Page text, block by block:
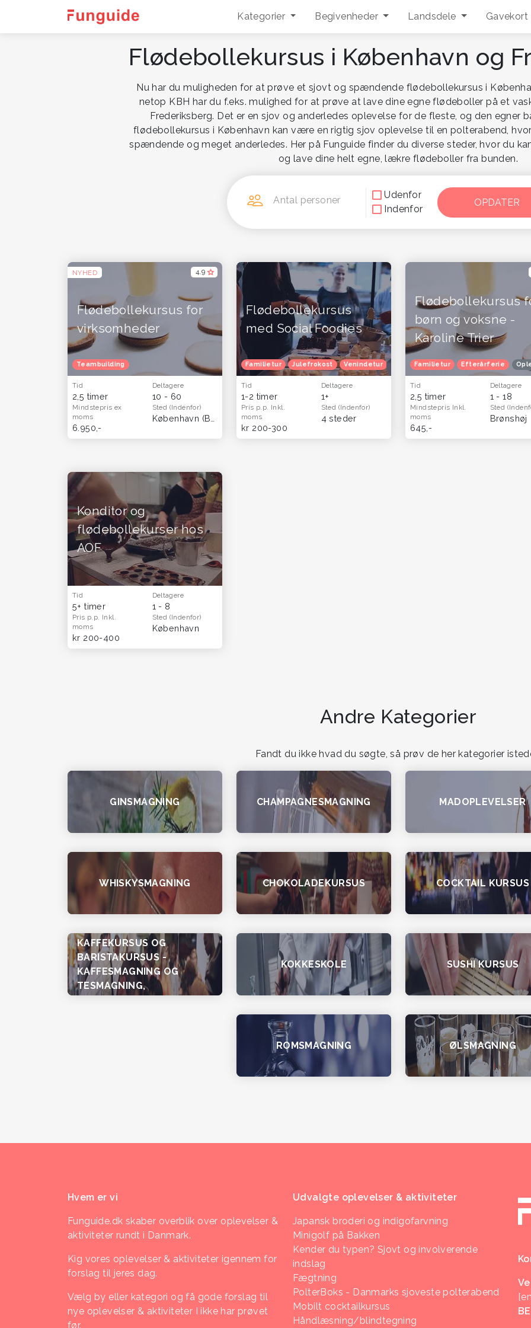
Kategorier Begivenheder Landsdele Gavekort
Flødebollekursus i København og
Nu har du muligheden for at prøve et sjovt og spændende flødebollekursus i
netop KBH har du f.eks. mulighed for at prøve at lave dine egne flødeboller på et
Frederiksberg. Det er en sjov og anderledes oplevelse for de fleste, og den egner
flødebollekursus i København kan være en rigtig sjov oplevelse til en polterabend,
spændende og meget anderledes. Her på Funguide finder du diverse steder, hvor du
og lave dine helt egne, lækre flødeboller fra bunden.
Antal personer
Udenfor
Indenfor
4,9
NYHED
Flødebollekursus for
virksomheder
Teambuilding
Tid
2,5 timer
Deltagere
10 - 60
Mindstepris ex
moms
6.950,-
Sted (Indenfor)
Flødebollekursus
med Social Foodies
Familietur Julefrokost Venindetur Efterårferie Oplevelsesgavekort
Tid
1-2 timer
Deltagere
1+
Pris p.p. Inkl.
moms
kr 200-300
Sted (Indenfor)
4 steder
Flødebollekursus
børn og voksne -
Karoline Trier
Familietur Efterårferie
Tid
2,5 timer
Deltagere
1 - 18
Mindstepris Inkl.
moms
645,-
Sted
Brønshøj
Konditor og
flødebollekurser hos
AOF
Tid
5+ timer
Deltagere
1 - 8
Pris p.p. Inkl.
moms
kr 200-400
Sted (Indenfor)
København
Andre Kategorier
Fandt du ikke hvad du søgte, så prøv de her kategorier
GINSMAGNING CHAMPAGNESMAGNING MADOPLEVELSER
WHISKYSMAGNING CHOKOLADEKURSUS COCKTAIL KURSUS
KAFFEKURSUS OG
BARISTAKURSUS -
KAFFESMAGNING OG
TESMAGNING,
KOKKESKOLE SUSHI KURSUS
ROMSMAGNING ØLSMAGNING
Hvem er vi
Funguide.dk skaber overblik over oplevelser &
aktiviteter rundt i Danmark.
Kig vores oplevelser & aktiviteter igennem for
forslag til jeres dag.
Vælg by eller kategori og få gode forslag til
nye oplevelser & aktiviteter I ikke har prøvet
før.
Udvalgte oplevelser & aktiviteter
Japansk broderi og indigofarvning
Minigolf på Bakken
Kender du typen? Sjovt og involverende
indslag
Fægtning
PolterBoks - Danmarks sjoveste polterabend
Mobilt cocktailkursus
Håndlæsning/blindtegning